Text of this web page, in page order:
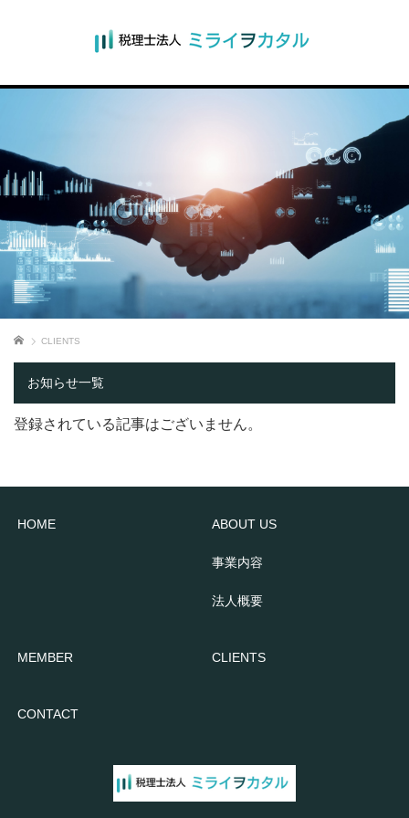
ホーム CLIENTS
お知らせ一覧
登録されている記事はございません。
HOME ABOUT US
事業内容
法人概要
MEMBER CLIENTS
CONTACT